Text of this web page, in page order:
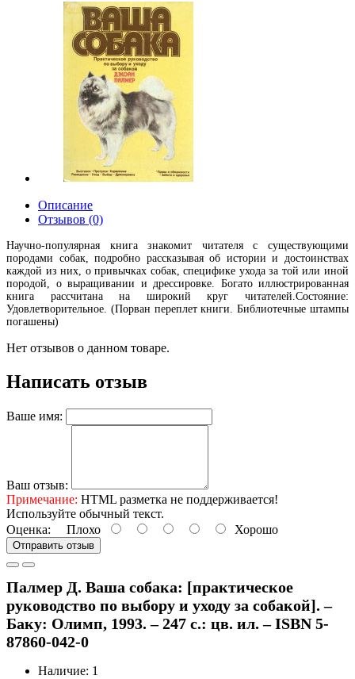
Описание
Отзывов (0)
Научно-популярная книга знакомит читателя с существующими
породами собак, подробно рассказывая об истории и достоинствах
каждой из них, о привычках собак, специфике ухода за той или иной
породой, о выращивании и дрессировке. Богато иллюстрированная
книга рассчитана на широкий круг читателей.Состояние:
Удовлетворительное. (Порван переплет книги. Библиотечные штампы
погашены)
Нет отзывов о данном товаре.
Написать отзыв
Ваше имя:
Ваш отзыв:
Примечание: HTML разметка не поддерживается!
Используйте обычный текст.
Оценка: Плохо Хорошо
Отправить отзыв
Палмер Д. Ваша собака: [практическое
руководство по выбору и уходу за собакой]. –
Баку: Олимп, 1993. – 247 с.: цв. ил. – ISBN 5-
87860-042-0
Наличие: 1